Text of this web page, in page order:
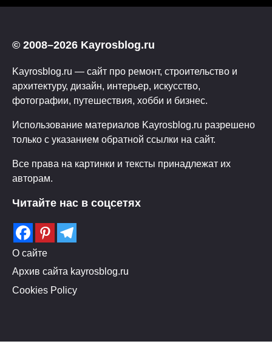
© 2008–2026 Kayrosblog.ru
Kayrosblog.ru — сайт про ремонт, строительство и
архитектуру, дизайн, интерьер, искусство,
фотографии, путешествия, хобби и бизнес.
Использование материалов Kayrosblog.ru разрешено
только с указанием обратной ссылки на сайт.
Все права на картинки и тексты принадлежат их
авторам.
Читайте нас в соцсетях
О сайте
Архив сайта kayrosblog.ru
Cookies Policy